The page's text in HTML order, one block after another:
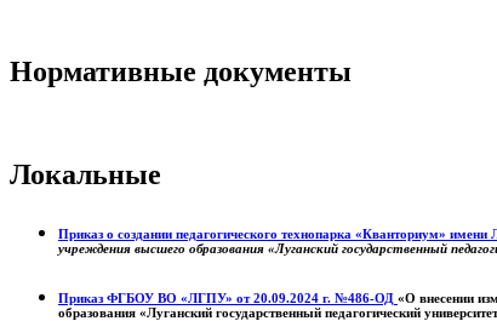
Нормативные документы
Локальные
Приказ о создании педагогического технопарка «Кванториум»
учреждения высшего образования «Луганский государственный
Приказ ФГБОУ ВО «ЛГПУ» от 20.09.2024 г. №486-ОД «О внесении
образования «Луганский государственный педагогический